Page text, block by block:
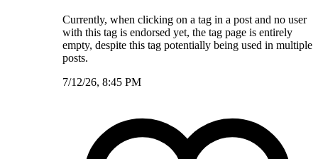
Currently, when clicking on a tag in a post and no user
with this tag is endorsed yet, the tag page is entirely
empty, despite this tag potentially being used in multiple
posts.
7/12/26, 8:45 PM